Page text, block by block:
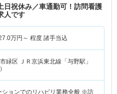
日祝休み／車通勤可！訪問看護
人です
万円～ 程度 諸手当込
緑区 ＪＲ京浜東北線「与野駅」
ションでのリハビリ業務全般 ※訪